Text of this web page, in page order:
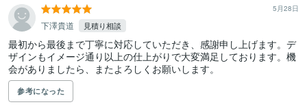
5月28日
下澤貴道 見積り相談
最初から最後まで丁寧に対応していただき、感謝申し上げます。デ
ザインもイメージ通り以上の仕上がりで大変満足しております。機
会がありましたら、またよろしくお願いします。
参考になった